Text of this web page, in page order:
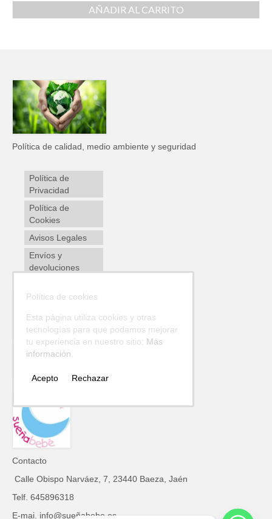
AÑADIR AL CARRITO
Política de calidad, medio ambiente y seguridad
Política de
Privacidad
Política de
Cookies
Avisos Legales
Envíos y
devoluciones
Contacto
Calle Obispo Narváez, 7, 23440 Baeza, Jaén
Telf. 645896318
E-mai. info@sueñabebe.es
Política de cookies
Esta página utiliza cookies y otras
tecnologías para que podamos mejorar
tu experiencia en nuestro sitio: Más
información.
Acepto Rechazar